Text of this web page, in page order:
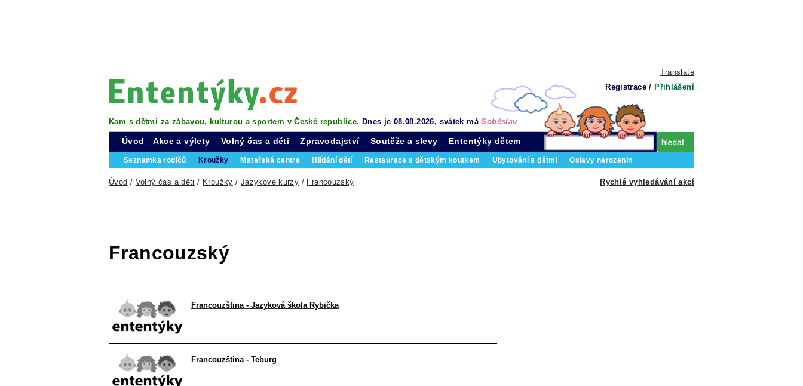
Translate
Registrace / Přihlášení
Kam s dětmi za zábavou, kulturou a sportem v České republice. Dnes je 08.08.2026, svátek máSoběslav
Úvod Akce a výlety Volný čas a děti
Seznamka rodičů Kroužky Mateřská centra Hlídání dětí Restaurace s dětským koutkem Ubytování s dětmi Oslavy narozenin
Zpravodajství Soutěže a slevy Ententýky dětem
Rychlé vyhledávání akcí
Úvod / Volný čas a děti / Kroužky / Jazykové kurzy / Francouzský
Francouzský
Francouzština - Jazyková škola Rybička
Francouzština - Teburg